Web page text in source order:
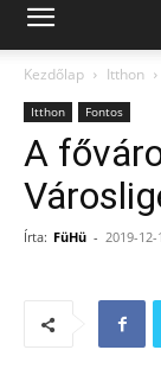
Kezdőlap Itthon
Itthon Fontos
A
Írta: FüHü - 2019-12-